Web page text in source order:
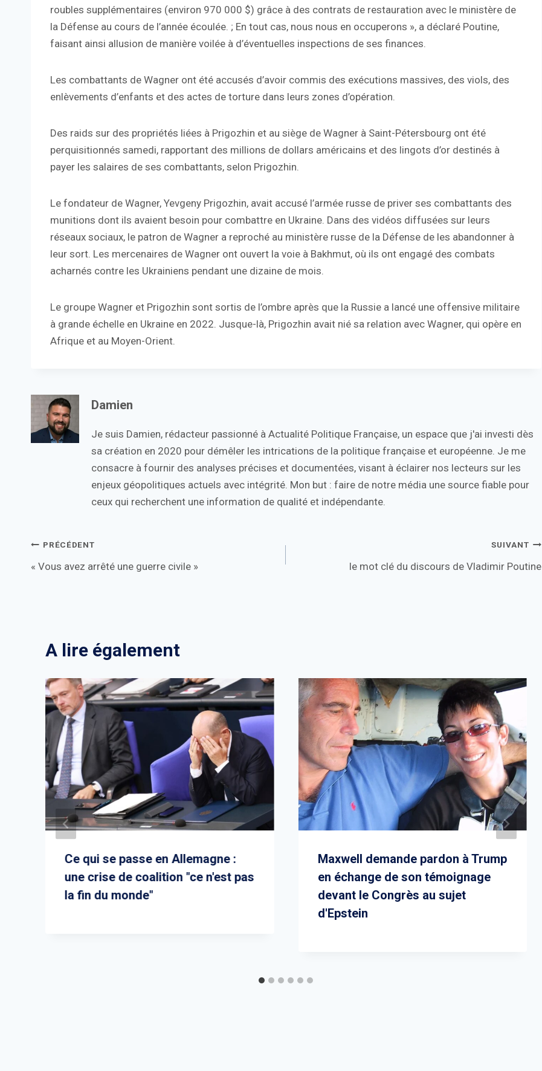
roubles supplémentaires (environ 970 000 $) grâce à des contrats de restauration avec le ministère de
la Défense au cours de l’année écoulée. ; En tout cas, nous nous en occuperons », a déclaré Poutine,
faisant ainsi allusion de manière voilée à d’éventuelles inspections de ses finances.
Les combattants de Wagner ont été accusés d’avoir commis des exécutions massives, des viols, des
enlèvements d’enfants et des actes de torture dans leurs zones d’opération.
Des raids sur des propriétés liées à Prigozhin et au siège de Wagner à Saint-Pétersbourg ont été
perquisitionnés samedi, rapportant des millions de dollars américains et des lingots d’or destinés à
payer les salaires de ses combattants, selon Prigozhin.
Le fondateur de Wagner, Yevgeny Prigozhin, avait accusé l’armée russe de priver ses combattants des
munitions dont ils avaient besoin pour combattre en Ukraine. Dans des vidéos diffusées sur leurs
réseaux sociaux, le patron de Wagner a reproché au ministère russe de la Défense de les abandonner à
leur sort. Les mercenaires de Wagner ont ouvert la voie à Bakhmut, où ils ont engagé des combats
acharnés contre les Ukrainiens pendant une dizaine de mois.
Le groupe Wagner et Prigozhin sont sortis de l’ombre après que la Russie a lancé une offensive militaire
à grande échelle en Ukraine en 2022. Jusque-là, Prigozhin avait nié sa relation avec Wagner, qui opère en
Afrique et au Moyen-Orient.
Damien
Je suis Damien, rédacteur passionné à Actualité Politique Française, un espace que j'ai investi dès
sa création en 2020 pour démêler les intrications de la politique française et européenne. Je me
consacre à fournir des analyses précises et documentées, visant à éclairer nos lecteurs sur les
enjeux géopolitiques actuels avec intégrité. Mon but : faire de notre média une source fiable pour
ceux qui recherchent une information de qualité et indépendante.
Navigation
de
PRÉCÉDENT
« Vous avez arrêté une guerre civile »
SUIVANT
le mot clé du discours de Vladimir Poutine
A lire également
Ce qui se passe en Allemagne :
une crise de coalition "ce n'est pas
la fin du monde"
Maxwell demande pardon à Trump
en échange de son témoignage
devant le Congrès au sujet
d'Epstein